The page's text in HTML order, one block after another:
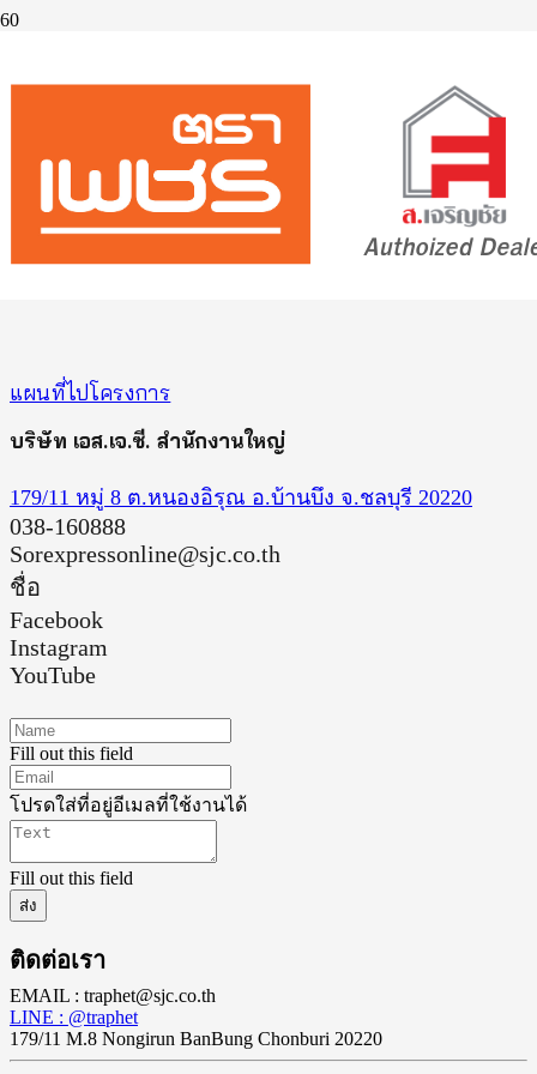
แผนที่ไปโครงการ
บริษัท เอส.เจ.ซี. สำนักงานใหญ่
179/11 หมู่ 8 ต.หนองอิรุณ อ.บ้านบึง จ.ชลบุรี 20220
038-160888
Sorexpressonline@sjc.co.th
ชื่อ
Facebook
Instagram
YouTube
Fill out this field
โปรดใส่ที่อยู่อีเมลที่ใช้งานได้
Fill out this field
ส่ง
ติดต่อเรา
EMAIL : traphet@sjc.co.th
LINE : @traphet
179/11 M.8 Nongirun BanBung Chonburi 20220